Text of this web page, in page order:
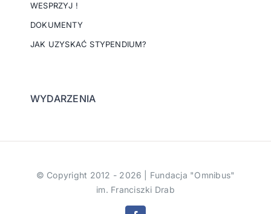
WESPRZYJ !
DOKUMENTY
JAK UZYSKAĆ STYPENDIUM?
WYDARZENIA
© Copyright 2012 - 2026 | Fundacja "Omnibus"
im. Franciszki Drab